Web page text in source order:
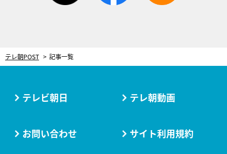
テレ朝POST 記事一覧
テレビ朝日 テレ朝動画
お問い合わせ サイト利用規約